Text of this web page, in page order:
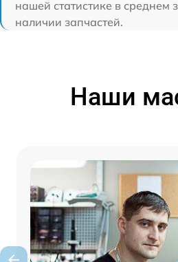
нашей статистике в среднем
наличии запчастей.
Наши